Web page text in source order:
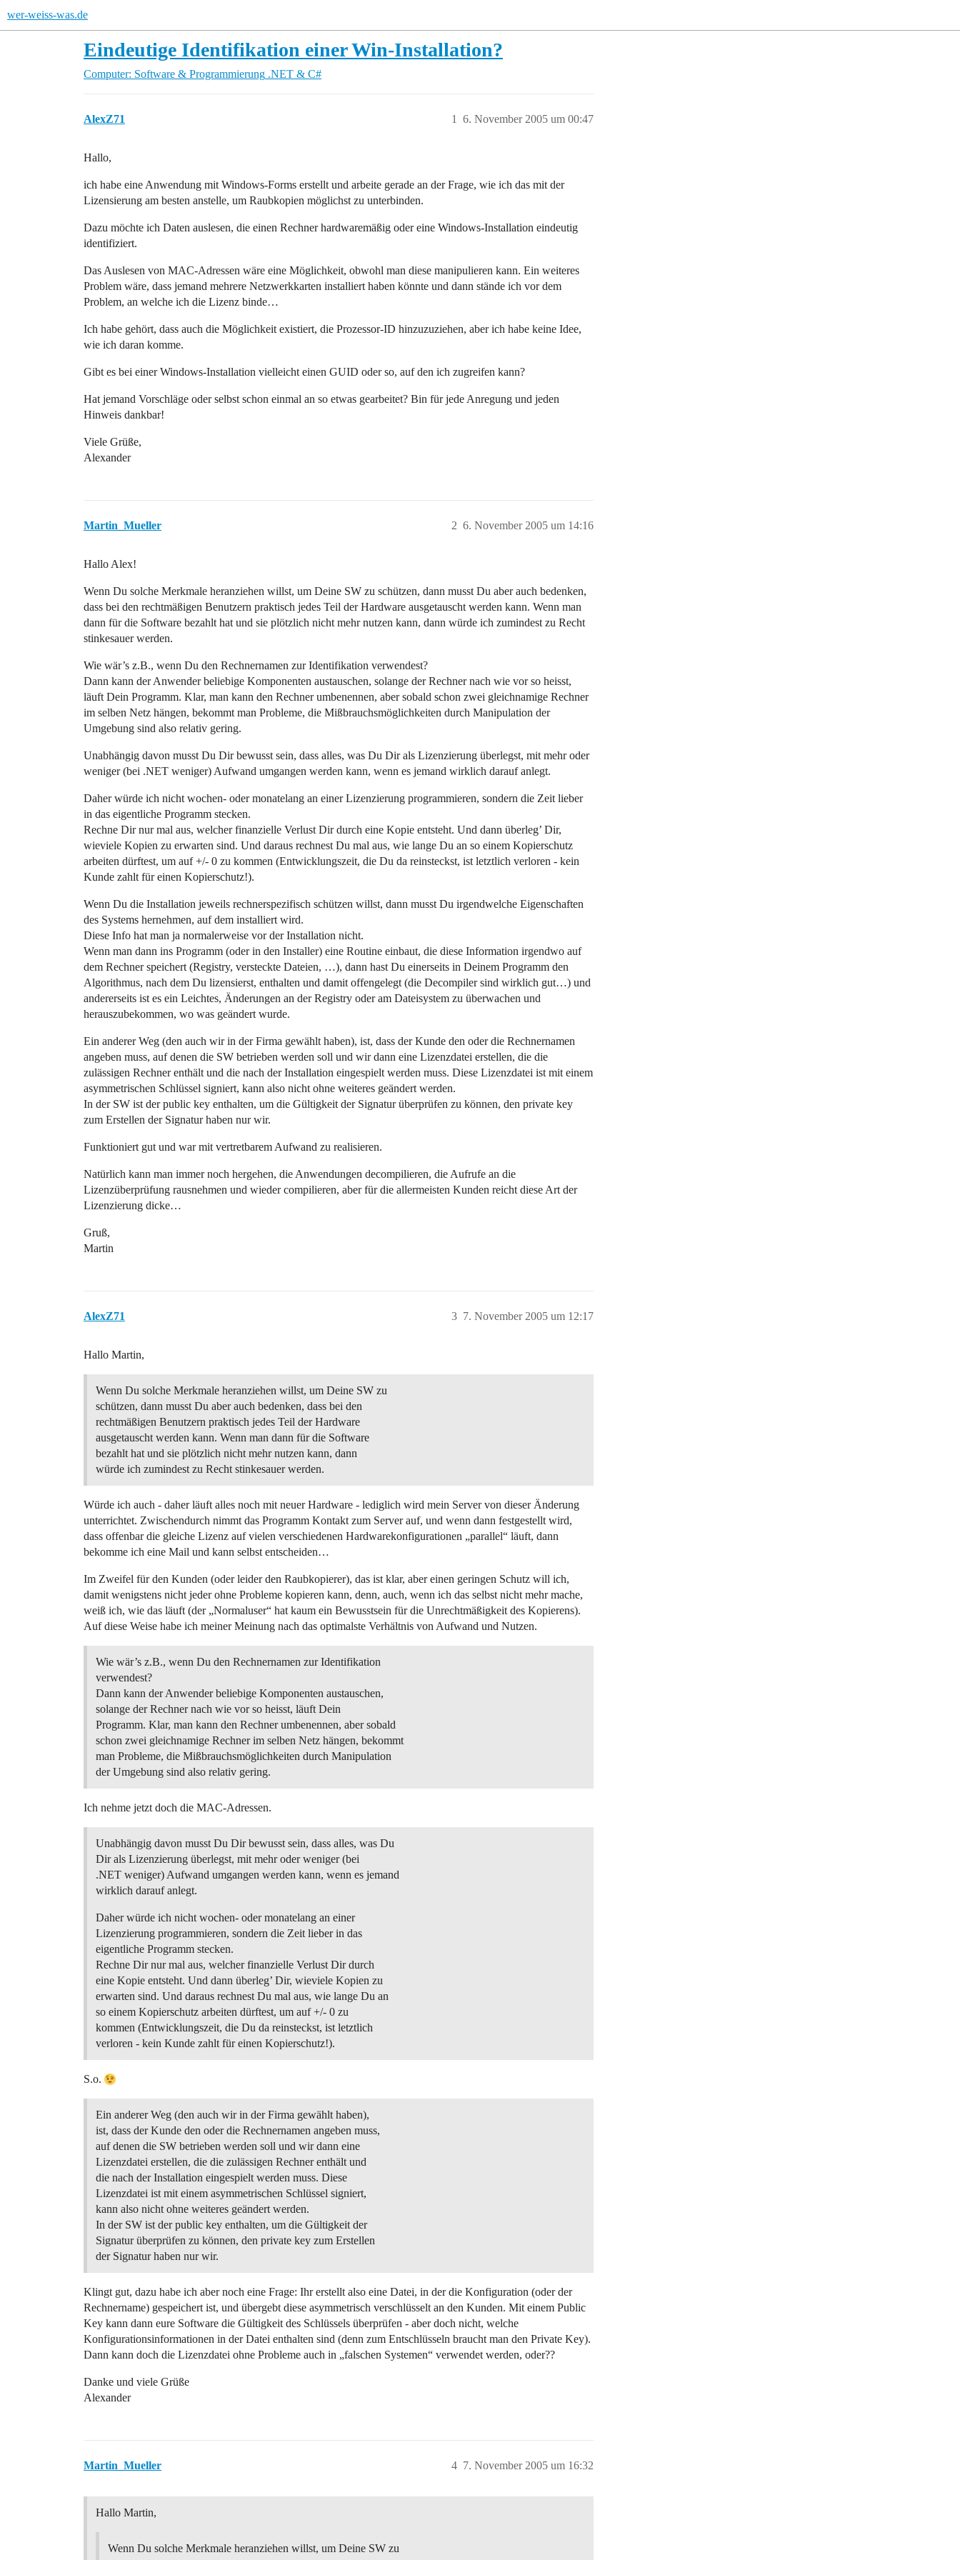
wer-weiss-was.de
Eindeutige Identifikation einer Win-Installation?
Computer: Software & Programmierung .NET & C#
AlexZ71 6. November 2005 um 00:47
1
Hallo,
ich habe eine Anwendung mit Windows-Forms erstellt und arbeite gerade an der Frage, wie ich das mit der
Lizensierung am besten anstelle, um Raubkopien möglichst zu unterbinden.
Dazu möchte ich Daten auslesen, die einen Rechner hardwaremäßig oder eine Windows-Installation eindeutig
identifiziert.
Das Auslesen von MAC-Adressen wäre eine Möglichkeit, obwohl man diese manipulieren kann. Ein weiteres
Problem wäre, dass jemand mehrere Netzwerkkarten installiert haben könnte und dann stände ich vor dem
Problem, an welche ich die Lizenz binde…
Ich habe gehört, dass auch die Möglichkeit existiert, die Prozessor-ID hinzuzuziehen, aber ich habe keine Idee,
wie ich daran komme.
Gibt es bei einer Windows-Installation vielleicht einen GUID oder so, auf den ich zugreifen kann?
Hat jemand Vorschläge oder selbst schon einmal an so etwas gearbeitet? Bin für jede Anregung und jeden
Hinweis dankbar!
Viele Grüße,
Alexander
Martin_Mueller 6. November 2005 um 14:16
2
Hallo Alex!
Wenn Du solche Merkmale heranziehen willst, um Deine SW zu schützen, dann musst Du aber auch bedenken,
dass bei den rechtmäßigen Benutzern praktisch jedes Teil der Hardware ausgetauscht werden kann. Wenn man
dann für die Software bezahlt hat und sie plötzlich nicht mehr nutzen kann, dann würde ich zumindest zu Recht
stinkesauer werden.
Wie wär’s z.B., wenn Du den Rechnernamen zur Identifikation verwendest?
Dann kann der Anwender beliebige Komponenten austauschen, solange der Rechner nach wie vor so heisst,
läuft Dein Programm. Klar, man kann den Rechner umbenennen, aber sobald schon zwei gleichnamige Rechner
im selben Netz hängen, bekommt man Probleme, die Mißbrauchsmöglichkeiten durch Manipulation der
Umgebung sind also relativ gering.
Unabhängig davon musst Du Dir bewusst sein, dass alles, was Du Dir als Lizenzierung überlegst, mit mehr oder
weniger (bei .NET weniger) Aufwand umgangen werden kann, wenn es jemand wirklich darauf anlegt.
Daher würde ich nicht wochen- oder monatelang an einer Lizenzierung programmieren, sondern die Zeit lieber
in das eigentliche Programm stecken.
Rechne Dir nur mal aus, welcher finanzielle Verlust Dir durch eine Kopie entsteht. Und dann überleg’ Dir,
wieviele Kopien zu erwarten sind. Und daraus rechnest Du mal aus, wie lange Du an so einem Kopierschutz
arbeiten dürftest, um auf +/- 0 zu kommen (Entwicklungszeit, die Du da reinsteckst, ist letztlich verloren - kein
Kunde zahlt für einen Kopierschutz!).
Wenn Du die Installation jeweils rechnerspezifisch schützen willst, dann musst Du irgendwelche Eigenschaften
des Systems hernehmen, auf dem installiert wird.
Diese Info hat man ja normalerweise vor der Installation nicht.
Wenn man dann ins Programm (oder in den Installer) eine Routine einbaut, die diese Information irgendwo auf
dem Rechner speichert (Registry, versteckte Dateien, …), dann hast Du einerseits in Deinem Programm den
Algorithmus, nach dem Du lizensierst, enthalten und damit offengelegt (die Decompiler sind wirklich gut…) und
andererseits ist es ein Leichtes, Änderungen an der Registry oder am Dateisystem zu überwachen und
herauszubekommen, wo was geändert wurde.
Ein anderer Weg (den auch wir in der Firma gewählt haben), ist, dass der Kunde den oder die Rechnernamen
angeben muss, auf denen die SW betrieben werden soll und wir dann eine Lizenzdatei erstellen, die die
zulässigen Rechner enthält und die nach der Installation eingespielt werden muss. Diese Lizenzdatei ist mit einem
asymmetrischen Schlüssel signiert, kann also nicht ohne weiteres geändert werden.
In der SW ist der public key enthalten, um die Gültigkeit der Signatur überprüfen zu können, den private key
zum Erstellen der Signatur haben nur wir.
Funktioniert gut und war mit vertretbarem Aufwand zu realisieren.
Natürlich kann man immer noch hergehen, die Anwendungen decompilieren, die Aufrufe an die
Lizenzüberprüfung rausnehmen und wieder compilieren, aber für die allermeisten Kunden reicht diese Art der
Lizenzierung dicke…
Gruß,
Martin
AlexZ71 7. November 2005 um 12:17
3
Hallo Martin,
Wenn Du solche Merkmale heranziehen willst, um Deine SW zu
schützen, dann musst Du aber auch bedenken, dass bei den
rechtmäßigen Benutzern praktisch jedes Teil der Hardware
ausgetauscht werden kann. Wenn man dann für die Software
bezahlt hat und sie plötzlich nicht mehr nutzen kann, dann
würde ich zumindest zu Recht stinkesauer werden.
Würde ich auch - daher läuft alles noch mit neuer Hardware - lediglich wird mein Server von dieser Änderung
unterrichtet. Zwischendurch nimmt das Programm Kontakt zum Server auf, und wenn dann festgestellt wird,
dass offenbar die gleiche Lizenz auf vielen verschiedenen Hardwarekonfigurationen „parallel“ läuft, dann
bekomme ich eine Mail und kann selbst entscheiden…
Im Zweifel für den Kunden (oder leider den Raubkopierer), das ist klar, aber einen geringen Schutz will ich,
damit wenigstens nicht jeder ohne Probleme kopieren kann, denn, auch, wenn ich das selbst nicht mehr mache,
weiß ich, wie das läuft (der „Normaluser“ hat kaum ein Bewusstsein für die Unrechtmäßigkeit des Kopierens).
Auf diese Weise habe ich meiner Meinung nach das optimalste Verhältnis von Aufwand und Nutzen.
Wie wär’s z.B., wenn Du den Rechnernamen zur Identifikation
verwendest?
Dann kann der Anwender beliebige Komponenten austauschen,
solange der Rechner nach wie vor so heisst, läuft Dein
Programm. Klar, man kann den Rechner umbenennen, aber sobald
schon zwei gleichnamige Rechner im selben Netz hängen, bekommt
man Probleme, die Mißbrauchsmöglichkeiten durch Manipulation
der Umgebung sind also relativ gering.
Ich nehme jetzt doch die MAC-Adressen.
Unabhängig davon musst Du Dir bewusst sein, dass alles, was Du
Dir als Lizenzierung überlegst, mit mehr oder weniger (bei
.NET weniger) Aufwand umgangen werden kann, wenn es jemand
wirklich darauf anlegt.
Daher würde ich nicht wochen- oder monatelang an einer
Lizenzierung programmieren, sondern die Zeit lieber in das
eigentliche Programm stecken.
Rechne Dir nur mal aus, welcher finanzielle Verlust Dir durch
eine Kopie entsteht. Und dann überleg’ Dir, wieviele Kopien zu
erwarten sind. Und daraus rechnest Du mal aus, wie lange Du an
so einem Kopierschutz arbeiten dürftest, um auf +/- 0 zu
kommen (Entwicklungszeit, die Du da reinsteckst, ist letztlich
verloren - kein Kunde zahlt für einen Kopierschutz!).
S.o.
Ein anderer Weg (den auch wir in der Firma gewählt haben),
ist, dass der Kunde den oder die Rechnernamen angeben muss,
auf denen die SW betrieben werden soll und wir dann eine
Lizenzdatei erstellen, die die zulässigen Rechner enthält und
die nach der Installation eingespielt werden muss. Diese
Lizenzdatei ist mit einem asymmetrischen Schlüssel signiert,
kann also nicht ohne weiteres geändert werden.
In der SW ist der public key enthalten, um die Gültigkeit der
Signatur überprüfen zu können, den private key zum Erstellen
der Signatur haben nur wir.
Klingt gut, dazu habe ich aber noch eine Frage: Ihr erstellt also eine Datei, in der die Konfiguration (oder der
Rechnername) gespeichert ist, und übergebt diese asymmetrisch verschlüsselt an den Kunden. Mit einem Public
Key kann dann eure Software die Gültigkeit des Schlüssels überprüfen - aber doch nicht, welche
Konfigurationsinformationen in der Datei enthalten sind (denn zum Entschlüsseln braucht man den Private Key).
Dann kann doch die Lizenzdatei ohne Probleme auch in „falschen Systemen“ verwendet werden, oder??
Danke und viele Grüße
Alexander
Martin_Mueller 7. November 2005 um 16:32
4
Hallo Martin,
Wenn Du solche Merkmale heranziehen willst, um Deine SW zu